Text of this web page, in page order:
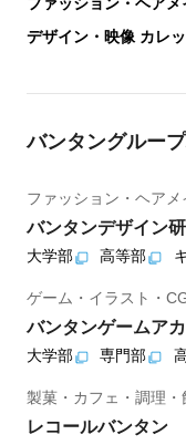
デザイン・映像 カレ
バンタングルー
ファッション・ヘア
バンタンデザイン
大学部 高等部
ゲーム・イラスト・
バンタンゲームア
大学部 専門部
製菓・カフェ・調理・
レコールバンタン